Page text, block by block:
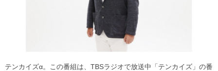
テンカイズα。この番組は、TBSラジオで放送中「テンカイズ」の番